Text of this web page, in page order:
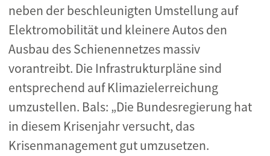
neben der beschleunigten Umstellung auf
Elektromobilität und kleinere Autos den
Ausbau des Schienennetzes massiv
vorantreibt. Die Infrastrukturpläne sind
entsprechend auf Klimazielerreichung
umzustellen. Bals: „Die Bundesregierung hat
in diesem Krisenjahr versucht, das
Krisenmanagement gut umzusetzen.